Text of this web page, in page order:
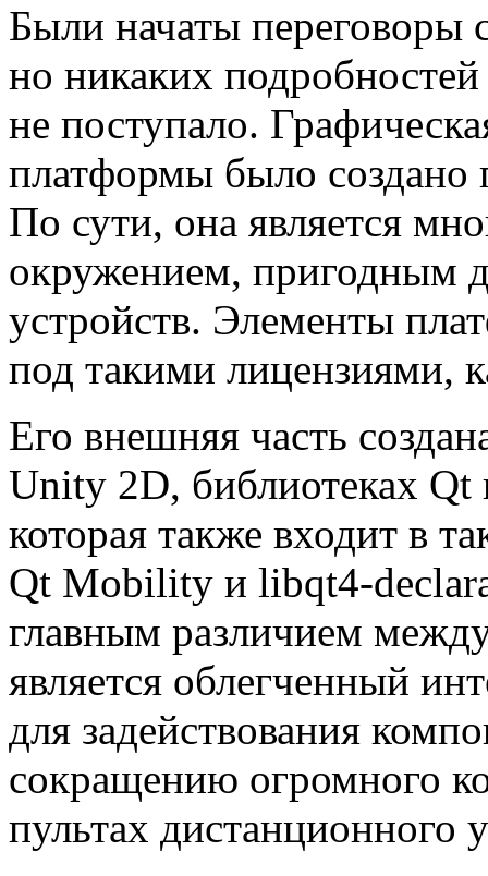
Были начаты переговоры
но никаких
не поступало.
платформы было
По сути, она является
окружением, пригодным
устройств. Элементы
под такими лицензиями,
Его внешняя часть
Unity 2D, библиотеках
которая также входит в
Qt Mobility и libqt4-
главным различием
является облегченный
для задействования
сокращению огромного
пультах дистанционного